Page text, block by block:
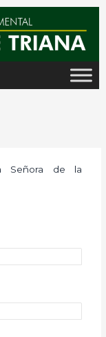
Señora de la